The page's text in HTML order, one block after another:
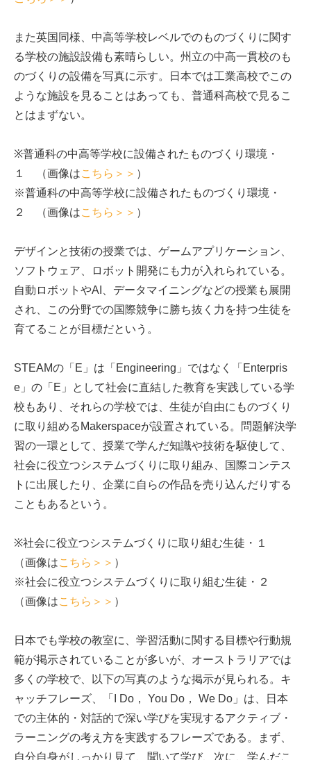
また英国同様、中高等学校レベルでのものづくりに関す
る学校の施設設備も素晴らしい。州立の中高一貫校のも
のづくりの設備を写真に示す。日本では工業高校でこの
ような施設を見ることはあっても、普通科高校で見るこ
とはまずない。
※普通科の中高等学校に設備されたものづくり環境・
１ （画像はこちら＞＞ ）
※普通科の中高等学校に設備されたものづくり環境・
２ （画像はこちら＞＞ ）
デザインと技術の授業では、ゲームアプリケーション、
ソフトウェア、ロボット開発にも力が入れられている。
自動ロボットやAI、データマイニングなどの授業も展開
され、この分野での国際競争に勝ち抜く力を持つ生徒を
育てることが目標だという。
STEAMの「E」は「Engineering」ではなく「Enterpris
e」の「E」として社会に直結した教育を実践している学
校もあり、それらの学校では、生徒が自由にものづくり
に取り組めるMakerspaceが設置されている。問題解決学
習の一環として、授業で学んだ知識や技術を駆使して、
社会に役立つシステムづくりに取り組み、国際コンテス
トに出展したり、企業に自らの作品を売り込んだりする
こともあるという。
※社会に役立つシステムづくりに取り組む生徒・１
（画像はこちら＞＞ ）
※社会に役立つシステムづくりに取り組む生徒・２
（画像はこちら＞＞ ）
日本でも学校の教室に、学習活動に関する目標や行動規
範が掲示されていることが多いが、オーストラリアでは
多くの学校で、以下の写真のような掲示が見られる。キ
ャッチフレーズ、「I Do， You Do， We Do」は、日本
での主体的・対話的で深い学びを実現するアクティブ・
ラーニングの考え方を実践するフレーズである。まず、
自分自身がしっかり見て、聞いて学び、次に、学んだこ